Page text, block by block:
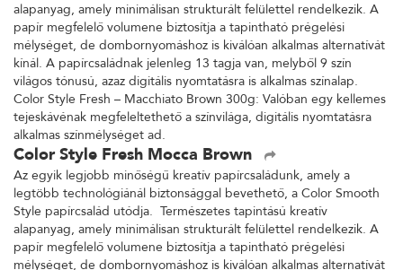
alapanyag, amely minimálisan strukturált felülettel rendelkezik. A
papír megfelelő volumene biztosítja a tapintható prégelési
mélységet, de dombornyomáshoz is kiválóan alkalmas alternatívát
kínál. A papírcsaládnak jelenleg 13 tagja van, melyből 9 szín
világos tónusú, azaz digitális nyomtatásra is alkalmas színalap.
Color Style Fresh – Macchiato Brown 300g: Valóban egy kellemes
tejeskávénak megfeleltethető a színvilága, digitális nyomtatásra
alkalmas színmélységet ad.
Color Style Fresh Mocca Brown
Az egyik legjobb minőségű kreatív papírcsaládunk, amely a
legtöbb technológiánál biztonsággal bevethető, a Color Smooth
Style papírcsalád utódja. Természetes tapintású kreatív
alapanyag, amely minimálisan strukturált felülettel rendelkezik. A
papír megfelelő volumene biztosítja a tapintható prégelési
mélységet, de dombornyomáshoz is kiválóan alkalmas alternatívát